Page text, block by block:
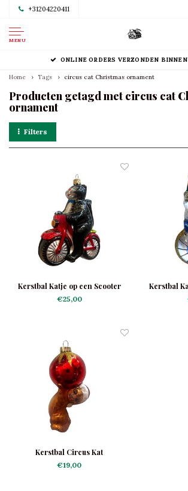
+31204220411
MENU
ONLINE ORDERS VERZONDEN
Home Tags circus cat Christmas ornament
Producten getagd met circus cat
ornament
Filters
Kerstbal Katje op een Scooter
€25,00
Kerstbal
Kerstbal Circus Kat
€19,00